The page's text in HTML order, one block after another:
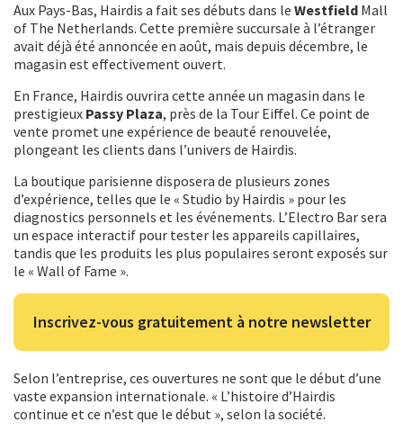
Aux Pays-Bas, Hairdis a fait ses débuts dans le Westfield Mall
of The Netherlands. Cette première succursale à l’étranger
avait déjà été annoncée en août, mais depuis décembre, le
magasin est effectivement ouvert.
En France, Hairdis ouvrira cette année un magasin dans le
prestigieux Passy Plaza, près de la Tour Eiffel. Ce point de
vente promet une expérience de beauté renouvelée,
plongeant les clients dans l’univers de Hairdis.
La boutique parisienne disposera de plusieurs zones
d’expérience, telles que le « Studio by Hairdis » pour les
diagnostics personnels et les événements. L’Electro Bar sera
un espace interactif pour tester les appareils capillaires,
tandis que les produits les plus populaires seront exposés sur
le « Wall of Fame ».
Inscrivez-vous gratuitement à notre newsletter
Selon l’entreprise, ces ouvertures ne sont que le début d’une
vaste expansion internationale. « L’histoire d’Hairdis
continue et ce n’est que le début », selon la société.